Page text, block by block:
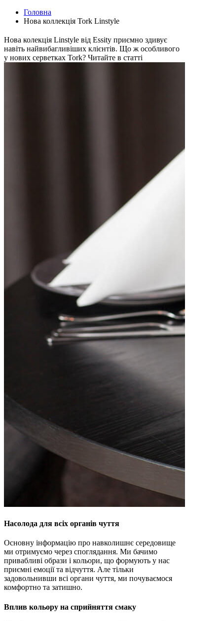
Головна
Нова коллекція Tork Linstyle
Нова колекція Linstyle від Essity приємно здивує
навіть найвибагливіших клієнтів. Що ж особливого
у нових серветках Tork? Читайте в статті
Насолода для всіх органів чуття
Основну інформацію про навколишнє середовище
ми отримуємо через споглядання. Ми бачимо
привабливі образи і кольори, що формують у нас
приємні емоції та відчуття. Але тільки
задовольнивши всі органи чуття, ми почуваємося
комфортно та затишно.
Вплив кольору на сприйняття смаку